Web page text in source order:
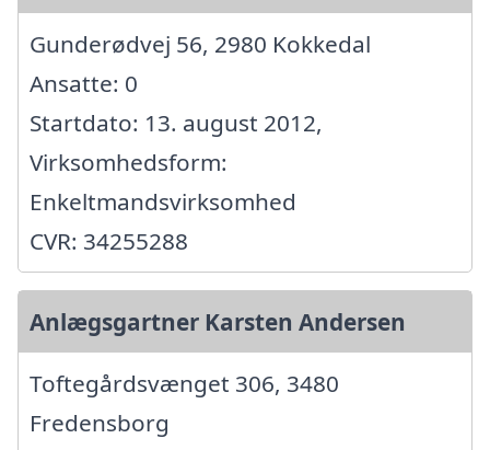
Gunderødvej 56, 2980 Kokkedal
Ansatte: 0
Startdato: 13. august 2012,
Virksomhedsform:
Enkeltmandsvirksomhed
CVR: 34255288
Anlægsgartner Karsten Andersen
Toftegårdsvænget 306, 3480
Fredensborg